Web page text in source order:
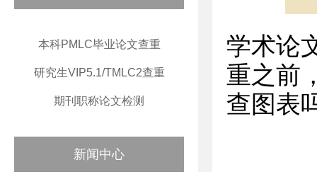
本科PMLC毕业论文查重
研究生VIP5.1/TMLC2查重
期刊职称论文检测
新闻中心
学术论
重之前
查图表